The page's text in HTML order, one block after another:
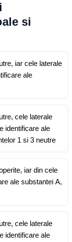
si
iar cele laterale
ale
cele laterale
identificare ale
1 si 3 neutre
iar din cele
ale substantei A,
cele laterale
identificare ale